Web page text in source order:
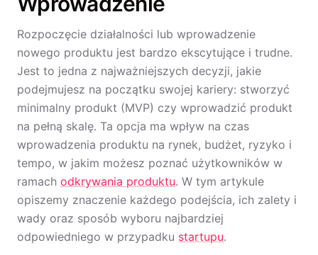
Rozpoczęcie działalności lub wprowadzenie
nowego produktu jest bardzo ekscytujące i trudne.
Jest to jedna z najważniejszych decyzji, jakie
podejmujesz na początku swojej kariery: stworzyć
minimalny produkt (MVP) czy wprowadzić produkt
na pełną skalę. Ta opcja ma wpływ na czas
wprowadzenia produktu na rynek, budżet, ryzyko i
tempo, w jakim możesz poznać użytkowników w
ramach odkrywania produktu. W tym artykule
opiszemy znaczenie każdego podejścia, ich zalety i
wady oraz sposób wyboru najbardziej
odpowiedniego w przypadku startupu.